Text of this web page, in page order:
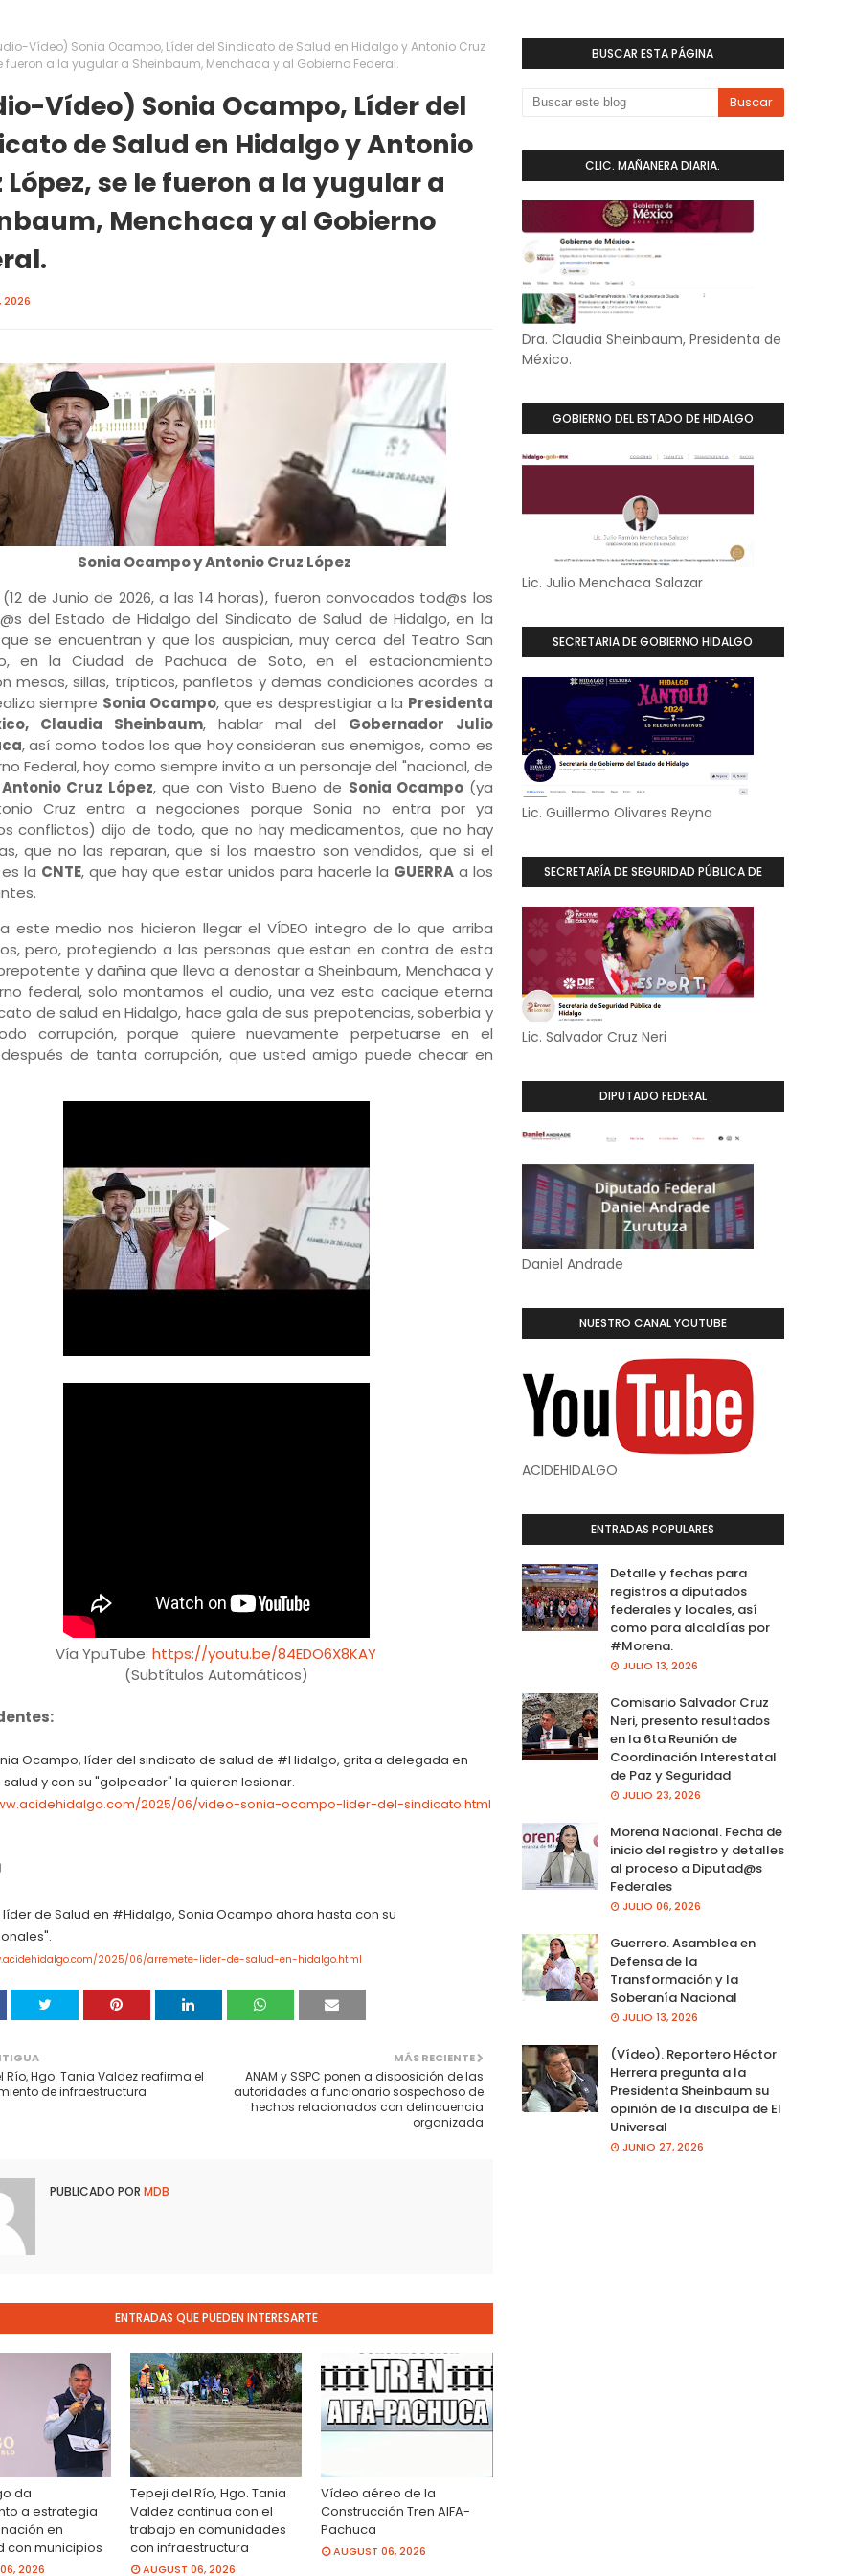
Vídeo) Sonia Ocampo, Líder del Sindicato de Salud en Hidalgo y Antonio Cruz
fueron a la yugular a Sheinbaum, Menchaca y al Gobierno Federal.
Vídeo) Sonia Ocampo, Líder del
de Salud en Hidalgo y Antonio
López, se le fueron a la yugular a
Menchaca y al Gobierno
2026
Sonia Ocampo y Antonio Cruz López
de Junio de 2026, a las 14 horas), fueron convocados tod@s los
del Estado de Hidalgo del Sindicato de Salud de Hidalgo, en la
se encuentran y que los auspician, muy cerca del Teatro San
en la Ciudad de Pachuca de Soto, en el estacionamiento
mesas, sillas, trípticos, panfletos y demas condiciones acordes a
siempre Sonia Ocampo, que es desprestigiar a la Presidenta
Claudia Sheinbaum, hablar mal del Gobernador Julio
, así como todos los que hoy consideran sus enemigos, como es
Federal, hoy como siempre invito a un personaje del "nacional, de
Antonio Cruz López, que con Visto Bueno de Sonia Ocampo (ya
Cruz entra a negociones porque Sonia no entra por ya
conflictos) dijo de todo, que no hay medicamentos, que no hay
que no las reparan, que si los maestro son vendidos, que si el
la CNTE, que hay que estar unidos para hacerle la GUERRAa los
este medio nos hicieron llegar el VÍDEO integro de lo que arriba
pero, protegiendo a las personas que estan en contra de esta
y dañina que lleva a denostar a Sheinbaum, Menchaca y
federal, solo montamos el audio, una vez esta cacique eterna
de salud en Hidalgo, hace gala de sus prepotencias, soberbia y
corrupción, porque quiere nuevamente perpetuarse en el
de tanta corrupción, que usted amigo puede checar en
Vía YpuTube:https://youtu.be/84EDO6X8KAY
(Subtítulos Automáticos)
Ocampo, líder del sindicato de salud de #Hidalgo, grita a delegada en
y con su "golpeador" la quieren lesionar.
2025/06/video-sonia-ocampo-lider-del-sindicato.html
de Salud en #Hidalgo, Sonia Ocampo ahora hasta con su
2025/06/arremete-lider-de-salud-en-hidalgo.html
MÁS RECIENTE
ANAM y SSPC ponen a disposición de las
autoridades a funcionario sospechoso de
hechos relacionados con delincuencia
organizada
Río, Hgo. Tania Valdez reafirma el
de infraestructura
PUBLICADO POR MDB
ENTRADAS QUE PUEDEN INTERESARTE
da
a estrategia
en
con municipios
2026
Tepeji del Río, Hgo. Tania
Valdez continua con el
trabajo en comunidades
con infraestructura
AUGUST 06, 2026
Vídeo aéreo de la
Construcción Tren AIFA-
Pachuca
AUGUST 06, 2026
BUSCAR ESTA PÁGINA
CLIC. MAÑANERA DIARIA.
Dra. Claudia Sheinbaum, Presidenta de
México.
GOBIERNO DEL ESTADO DE HIDALGO
Lic. Julio Menchaca Salazar
SECRETARIA DE GOBIERNO HIDALGO
Lic. Guillermo Olivares Reyna
SECRETARÍA DE SEGURIDAD PÚBLICA DE
Lic. Salvador Cruz Neri
DIPUTADO FEDERAL
Daniel Andrade
NUESTRO CANAL YOUTUBE
ACIDEHIDALGO
ENTRADAS POPULARES
Detalle y fechas para
registros a diputados
federales y locales, así
como para alcaldías por
#Morena.
JULIO 13, 2026
Comisario Salvador Cruz
Neri, presento resultados
en la 6ta Reunión de
Coordinación Interestatal
de Paz y Seguridad
JULIO 23, 2026
Morena Nacional. Fecha de
inicio del registro y detalles
al proceso a Diputad@s
Federales
JULIO 06, 2026
Guerrero. Asamblea en
Defensa de la
Transformación y la
Soberanía Nacional
JULIO 13, 2026
(Vídeo). Reportero Héctor
Herrera pregunta a la
Presidenta Sheinbaum su
opinión de la disculpa de El
Universal
JUNIO 27, 2026